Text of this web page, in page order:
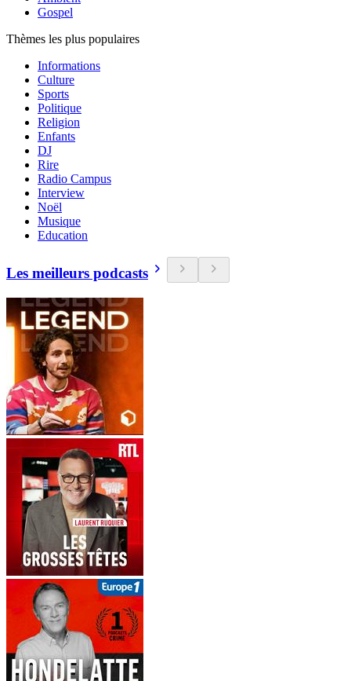
Gospel
Thèmes les plus populaires
Informations
Culture
Sports
Politique
Religion
Enfants
DJ
Rire
Radio Campus
Interview
Noël
Musique
Education
Les meilleurs podcasts